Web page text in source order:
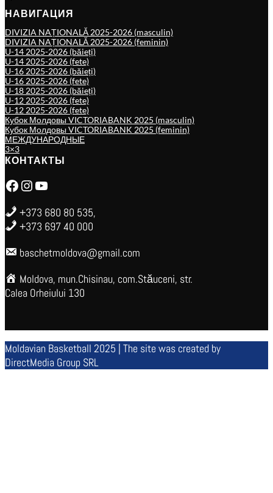
НАВИГАЦИЯ
DIVIZIA NAȚIONALĂ 2025-2026 (masculin)
DIVIZIA NAȚIONALĂ 2025-2026 (feminin)
U-14 2025-2026 (băieți)
U-14 2025-2026 (fete)
U-16 2025-2026 (băieți)
U-16 2025-2026 (fete)
U-18 2025-2026 (băieți)
U-12 2025-2026 (fete)
U-12 2025-2026 (fete)
Кубок Молдовы VICTORIABANK 2025 (masculin)
Кубок Молдовы VICTORIABANK 2025 (feminin)
МЕЖДУНАРОДНЫЕ
3×3
КОНТАКТЫ
Facebook Instagram YouTube
+373 680 80 535,
+373 697 40 000
baschetmoldova@gmail.com
Moldova, mun.Chisinau, com.Stăuceni, str.
Calea Orheiului 130
Moldavian Basketball 2025 | The site was created by
DirectMedia Group SRL